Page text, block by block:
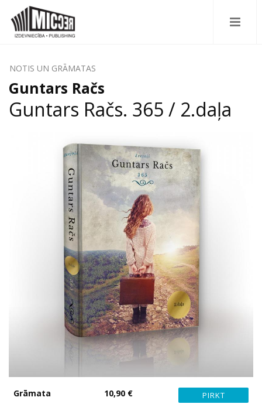
NOTIS UN GRĀMATAS
Guntars Račs
Guntars Račs. 365 / 2.daļa
Grāmata 10,90 €